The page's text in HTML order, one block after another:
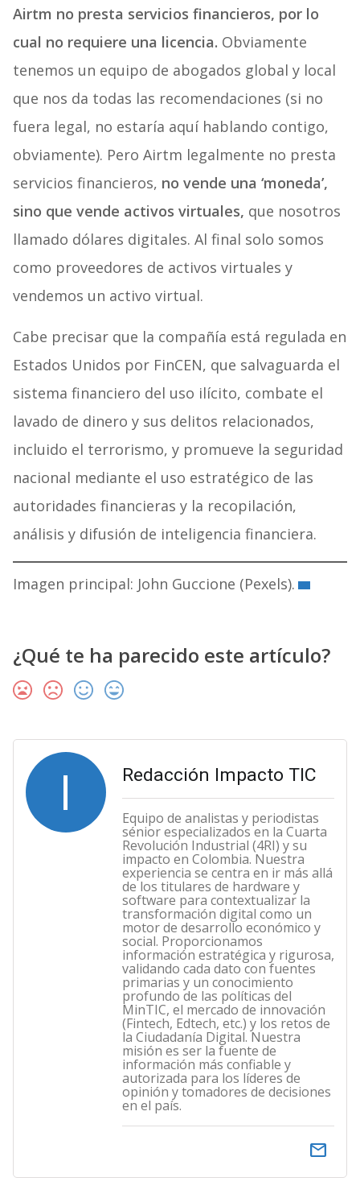
Airtm no presta servicios financieros, por lo
cual no requiere una licencia. Obviamente
tenemos un equipo de abogados global y local
que nos da todas las recomendaciones (si no
fuera legal, no estaría aquí hablando contigo,
obviamente). Pero Airtm legalmente no presta
servicios financieros, no vende una ‘moneda’,
sino que vende activos virtuales, que nosotros
llamado dólares digitales. Al final solo somos
como proveedores de activos virtuales y
vendemos un activo virtual.
Cabe precisar que la compañía está regulada en
Estados Unidos por FinCEN, que salvaguarda el
sistema financiero del uso ilícito, combate el
lavado de dinero y sus delitos relacionados,
incluido el terrorismo, y promueve la seguridad
nacional mediante el uso estratégico de las
autoridades financieras y la recopilación,
análisis y difusión de inteligencia financiera.
Imagen principal: John Guccione (Pexels).
¿Qué te ha parecido este artículo?
I Redacción Impacto TIC
Equipo de analistas y periodistas
sénior especializados en la Cuarta
Revolución Industrial (4RI) y su
impacto en Colombia. Nuestra
experiencia se centra en ir más allá
de los titulares de hardware y
software para contextualizar la
transformación digital como un
motor de desarrollo económico y
social. Proporcionamos
información estratégica y rigurosa,
validando cada dato con fuentes
primarias y un conocimiento
profundo de las políticas del
MinTIC, el mercado de innovación
(Fintech, Edtech, etc.) y los retos de
la Ciudadanía Digital. Nuestra
misión es ser la fuente de
información más confiable y
autorizada para los líderes de
opinión y tomadores de decisiones
en el país.
email